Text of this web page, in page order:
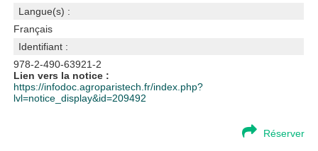
Langue(s) :
Français
Identifiant :
978-2-490-63921-2
Lien vers la notice :
https://infodoc.agroparistech.fr/index.php?
lvl=notice_display&id=209492
Réserver